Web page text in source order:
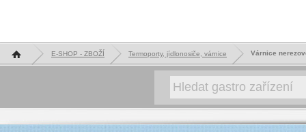
Hlavní stránka E-SHOP - ZBOŽÍ Termoporty, jídlonosiče, várnice Várnice